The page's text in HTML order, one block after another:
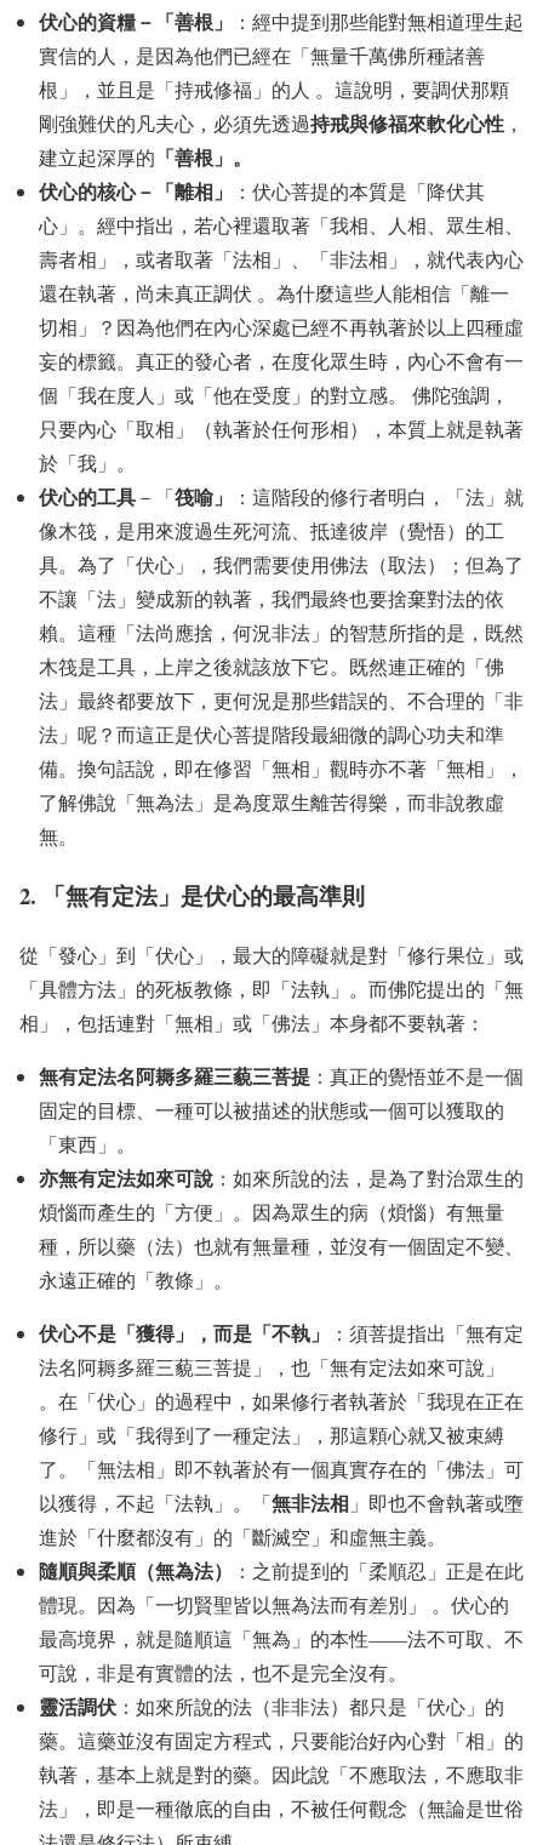
伏心的資糧－「善根」
：經中提到那些能對無相道理生起
實信的人，是因為他們已經在「無量千萬佛所種諸善
根」，並且是「持戒修福」的人 。這說明，要調伏那顆
剛強難伏的凡夫心，必須先透過持戒與修福來軟化心性 ，
建立起深厚的 「善根」。
伏心的核心－「離相」
：伏心菩提的本質是「降伏其
心」。經中指出，若心裡還取著「我相、人相、眾生相、
壽者相」，或者取著「法相」、「非法相」，就代表內心
還在執著，尚未真正調伏 。為什麼這些人能相信「離一
切相」？因為他們在內心深處已經不再執著於以上四種虛
妄的標籤。真正的發心者，在度化眾生時，內心不會有一
個「我在度人」或「他在受度」的對立感。 佛陀強調，
只要內心「取相」（執著於任何形相），本質上就是執著
於「我」。
伏心的工具－「筏喻」
：這階段的修行者明白，「法」就
像木筏，是用來渡過生死河流、抵達彼岸（覺悟）的工
具。為了「伏心」，我們需要使用佛法（取法）；但為了
不讓「法」變成新的執著，我們最終也要捨棄對法的依
賴。這種「法尚應捨，何況非法」的智慧所指的是，既然
木筏是工具，上岸之後就該放下它。既然連正確的「佛
法」最終都要放下，更何況是那些錯誤的、不合理的「非
法」呢？而這正是伏心菩提階段最細微的調心功夫和準
備。換句話說，即在修習「無相」觀時亦不著「無相」，
了解佛說「無為法」是為度眾生離苦得樂，而非說教虛
無。
2. 「無有定法」是伏心的最高準則
從「發心」到「伏心」，最大的障礙就是對「修行果位」或
「具體方法」的死板教條，即「法執」。而佛陀提出的「無
相」，包括連對「無相」或「佛法」本身都不要執著：
無有定法名阿耨多羅三藐三菩提 ：真正的覺悟並不是一個
固定的目標、一種可以被描述的狀態或一個可以獲取的
「東西」。
亦無有定法如來可說 ：如來所說的法，是為了對治眾生的
煩惱而產生的「方便」。因為眾生的病（煩惱）有無量
種，所以藥（法）也就有無量種，並沒有一個固定不變、
永遠正確的「教條」。
伏心不是「獲得」，而是「不執」
：須菩提指出「無有定
法名阿耨多羅三藐三菩提」，也「無有定法如來可說」
。在「伏心」的過程中，如果修行者執著於「我現在正在
修行」或「我得到了一種定法」，那這顆心就又被束縛
了。「無法相」即不執著於有一個真實存在的「佛法」可
以獲得，不起「法執」。「無非法相 」即也不會執著或墮
進於「什麼都沒有」的「斷滅空」和虛無主義。
隨順與柔順（無為法）
：之前提到的「柔順忍」正是在此
體現。因為「一切賢聖皆以無為法而有差別」 。伏心的
最高境界，就是隨順這「無為」的本性——法不可取、不
可說，非是有實體的法，也不是完全沒有。
靈活調伏 ：如來所說的法（非非法）都只是「伏心」的
藥。這藥並沒有固定方程式，只要能治好內心對「相」的
執著，基本上就是對的藥。因此說「不應取法，不應取非
法」，即是一種徹底的自由，不被任何觀念（無論是世俗